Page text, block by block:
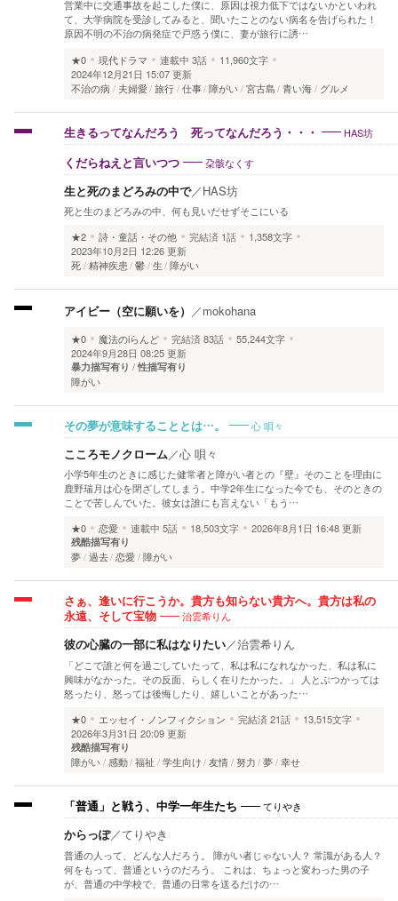
営業中に交通事故を起こした僕に、原因は視力低下ではないかといわれ
て、大学病院を受診してみると、聞いたことのない病名を告げられた！
原因不明の不治の病発症で戸惑う僕に、妻が旅行に誘…
★0
現代ドラマ 連載中 3話
11,960文字
2024年12月21日 15:07 更新
不治の病
夫婦愛 旅行 仕事 障がい 宮古島 青い海 グルメ
生きるってなんだろう 死ってなんだろう・・・ HAS坊
くだらねえと言いつつ 朶骸なくす
生と死のまどろみの中で／HAS坊
死と生のまどろみの中、何も見いだせずそこにいる
★2
詩・童話・その他 完結済 1話
1,358文字
2023年10月2日 12:26 更新
死 精神疾患 鬱 生 障がい
アイビー（空に願いを） ／mokohana
★0 魔法のiらんど 完結済83話
55,244文字
2024年9月28日 08:25 更新
暴力描写有り 性描写有り
障がい
その夢が意味することとは…。 心 唄々
こころモノクローム ／心 唄々
小学5年生のときに感じた健常者と障がい者との『壁』そのことを理由に
鹿野瑞月は心を閉ざしてしまう。中学2年生になった今でも、そのときの
ことで苦しんでいた。彼女は誰にも言えない「もう…
★0
恋愛 連載中 5話 18,503文字 2026年8月1日 16:48 更新
残酷描写有り
夢 過去 恋愛 障がい
さぁ、逢いに行こうか。貴方も知らない貴方へ。貴方は私の
永遠、そして宝物
治雲希りん
彼の心臓の一部に私はなりたい／治雲希りん
「どこで誰と何を過ごしていたって、私は私になれなかった、私は私に
興味がなかった。その反面、らしく在りたかった。」 人とぶつかっては
怒ったり、怒っては後悔したり、嬉しいことがあった…
★0
エッセイ・ノンフィクション 完結済21話
13,515文字
2026年3月31日 20:09 更新
残酷描写有り
障がい 感動 福祉 学生向け 友情 努力 夢 幸せ
「普通」と戦う、中学一年生たち てりやき
からっぽ／てりやき
普通の人って、どんな人だろう。 障がい者じゃない人？ 常識がある人？
何をもって、普通というのだろう。 これは、ちょっと変わった男の子
が、普通の中学校で、普通の日常を送るだけの…